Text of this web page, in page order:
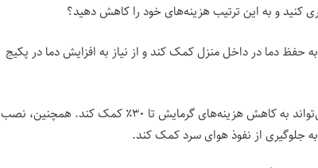
کنید و به این ترتیب هزینه‌های خود را کاهش دهید؟
حفظ دما در داخل منزل کمک کند و از نیاز به افزایش دما در پکیج
استفاده از عایق‌های حرارتی با کیفیت می‌تواند به کاهش هزینه‌های گرمایش تا ۳۰٪ کمک کند. همچنین، نصب
به جلوگیری از نفوذ هوای سرد کمک کند.